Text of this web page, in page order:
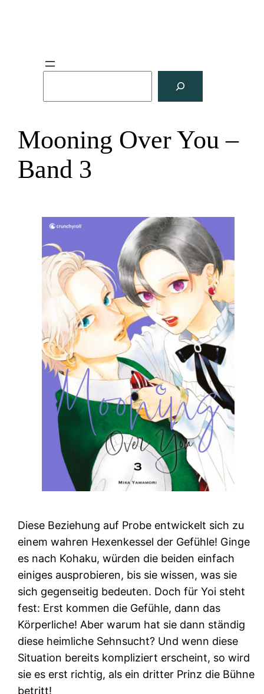
e
Mooning Over You –
Band 3
Diese Beziehung auf Probe entwickelt sich zu
einem wahren Hexenkessel der Gefühle! Ginge
es nach Kohaku, würden die beiden einfach
einiges ausprobieren, bis sie wissen, was sie
sich gegenseitig bedeuten. Doch für Yoi steht
fest: Erst kommen die Gefühle, dann das
Körperliche! Aber warum hat sie dann ständig
diese heimliche Sehnsucht? Und wenn diese
Situation bereits kompliziert erscheint, so wird
sie es erst richtig, als ein dritter Prinz die Bühne
betritt!